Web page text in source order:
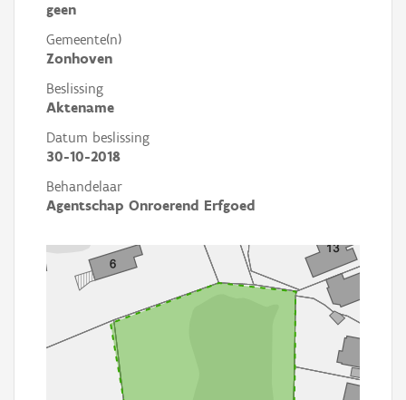
geen
Gemeente(n)
Zonhoven
Beslissing
Aktename
Datum beslissing
30-10-2018
Behandelaar
Agentschap Onroerend Erfgoed